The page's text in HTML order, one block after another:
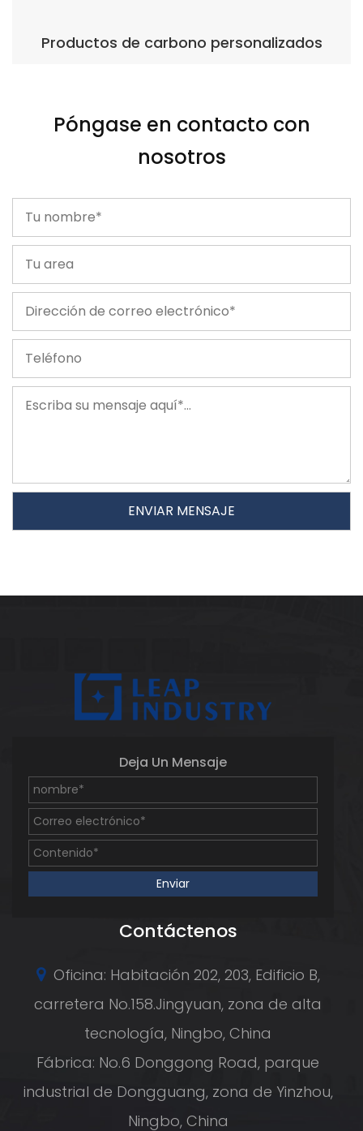
Productos de carbono personalizados
Póngase en contacto con
nosotros
Deja Un Mensaje
Contáctenos
Oficina: Habitación 202, 203, Edificio B,
carretera No.158.Jingyuan, zona de alta
tecnología, Ningbo, China
Fábrica: No.6 Donggong Road, parque
industrial de Dongguang, zona de Yinzhou,
Ningbo, China